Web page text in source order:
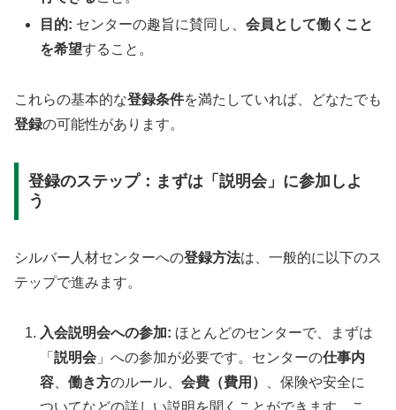
目的: センターの趣旨に賛同し、会員として働くこと
を希望すること。
これらの基本的な登録条件を満たしていれば、どなたでも
登録の可能性があります。
登録のステップ：まずは「説明会」に参加しよ
う
シルバー人材センターへの登録方法は、一般的に以下のス
テップで進みます。
入会説明会への参加: ほとんどのセンターで、まずは
「説明会 」への参加が必要です。センターの仕事内
容 、働き方のルール、会費（費用）
、保険や安全に